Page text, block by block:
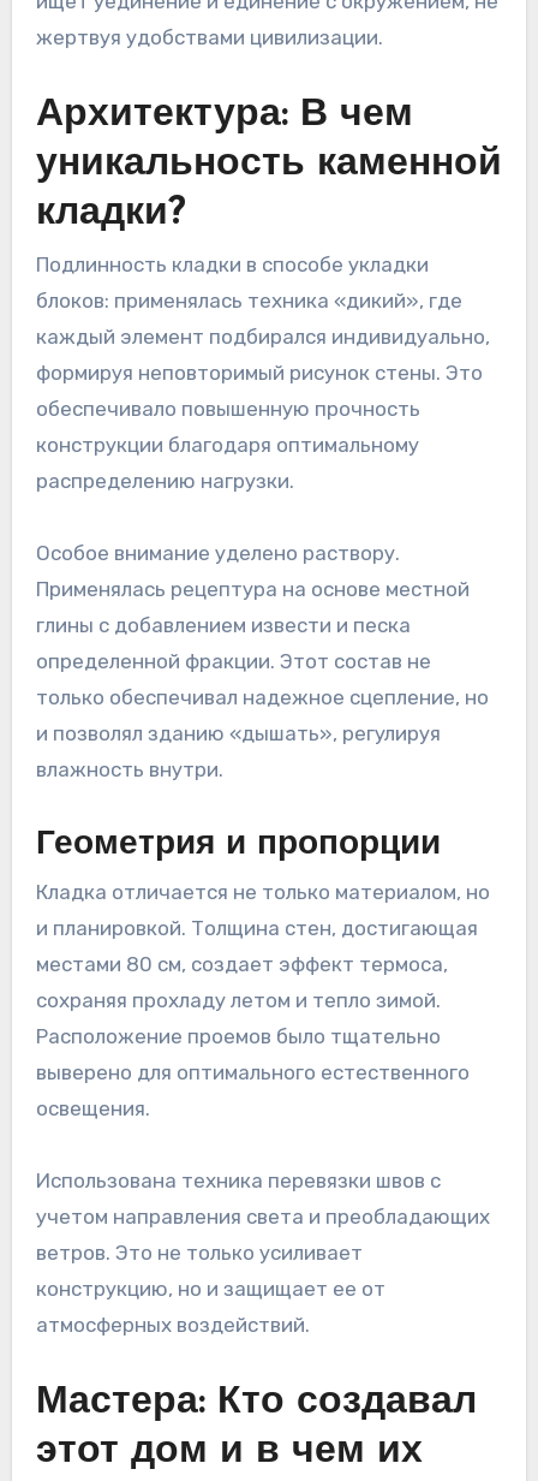
жертвуя удобствами цивилизации.
Архитектура: В чем
уникальность каменной
кладки?
Подлинность кладки в способе укладки
блоков: применялась техника «дикий», где
каждый элемент подбирался индивидуально,
формируя неповторимый рисунок стены. Это
обеспечивало повышенную прочность
конструкции благодаря оптимальному
распределению нагрузки.
Особое внимание уделено раствору.
Применялась рецептура на основе местной
глины с добавлением извести и песка
определенной фракции. Этот состав не
только обеспечивал надежное сцепление, но
и позволял зданию «дышать», регулируя
влажность внутри.
Геометрия и пропорции
Кладка отличается не только материалом, но
и планировкой. Толщина стен, достигающая
местами 80 см, создает эффект термоса,
сохраняя прохладу летом и тепло зимой.
Расположение проемов было тщательно
выверено для оптимального естественного
освещения.
Использована техника перевязки швов с
учетом направления света и преобладающих
ветров. Это не только усиливает
конструкцию, но и защищает ее от
атмосферных воздействий.
Мастера: Кто создавал
этот дом и в чем их